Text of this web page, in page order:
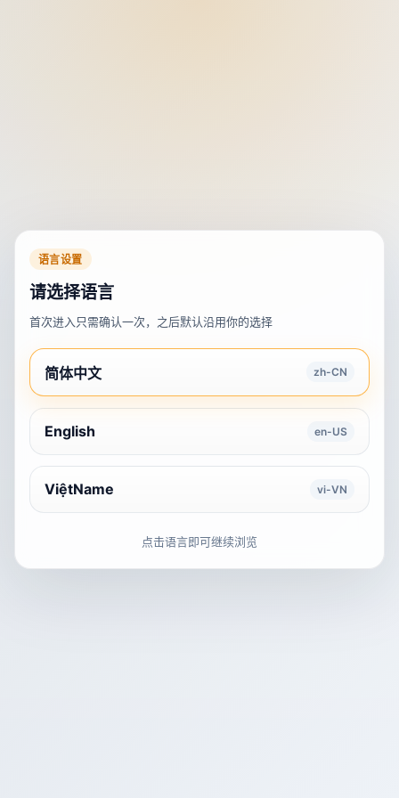
语言设置
请选择语言
首次进入只需确认一次，之后默认沿用你的选择
简体中文 zh-CN
English en-US
ViệtName vi-VN
点击语言即可继续浏览